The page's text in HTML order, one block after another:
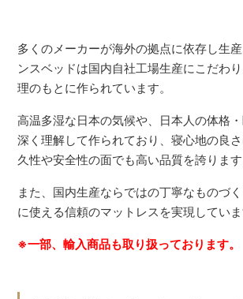
多くのメーカーが海外の拠点に依存し生
ンスベッドは国内自社工場生産にこだわ
理のもとに作られています。
高温多湿な日本の気候や、日本人の体格
深く理解して作られており、寝心地の良
久性や安全性の面でも高い品質を誇ります
また、国内生産ならではの丁寧なものづ
に使える信頼のマットレスを実現していま
※一部、輸入商品も取り扱っております。